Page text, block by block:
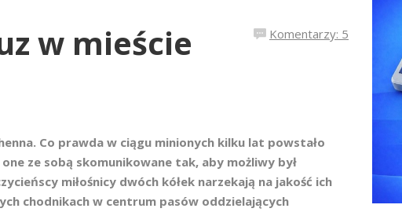
Komentarzy: 5
w mieście
Co prawda w ciągu minionych kilku lat powstało
ze sobą skomunikowane tak, aby możliwy był
miłośnicy dwóch kółek narzekają na jakość ich
chodnikach w centrum pasów oddzielających